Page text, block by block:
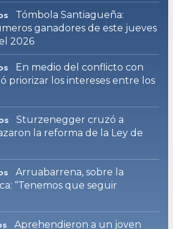
Tómbola Santiagueña:
ganadores de este jueves
2026
En medio del conflicto con
priorizar los intereses entre los
Sturzenegger cruzó a
la reforma de la Ley de
Arruabarrena, sobre la
“Tenemos que seguir
Aprehendieron a un joven